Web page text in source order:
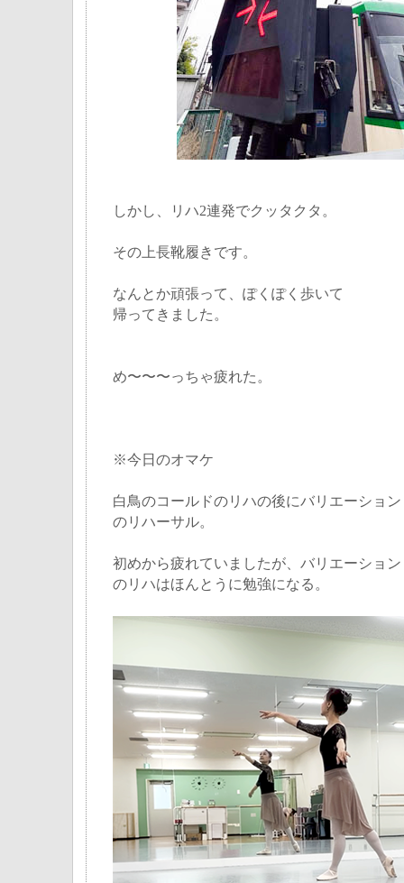
しかし、リハ2連発でクッタクタ。
その上長靴履きです。
なんとか頑張って、ぽくぽく歩いて
帰ってきました。
め〜〜〜っちゃ疲れた。
※今日のオマケ
白鳥のコールドのリハの後にバリエーション
のリハーサル。
初めから疲れていましたが、バリエーション
のリハはほんとうに勉強になる。